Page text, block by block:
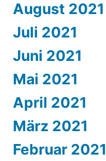
August 2021
Juli 2021
Juni 2021
Mai 2021
April 2021
März 2021
Februar 2021